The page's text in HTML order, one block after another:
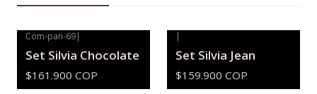
Com-pan-69|
Set Silvia Chocolate
$161.900 COP
|
Set Silvia Jean
$159.900 COP